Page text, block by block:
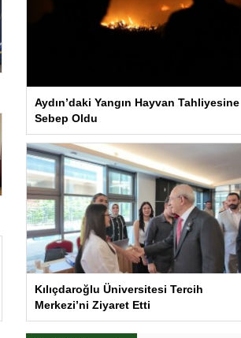
Aydın’daki Yangın Hayvan Tahliyesine
Sebep Oldu
Kılıçdaroğlu Üniversitesi Tercih
Merkezi’ni Ziyaret Etti